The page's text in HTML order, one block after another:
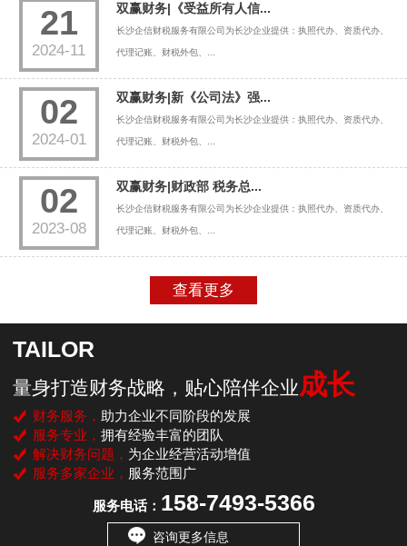
21
2024-11
双赢财务|《受益所有人信...
长沙企信财税服务有限公司为长沙企业提供：执照代办、资质代办、
代理记账、财税外包、...
02
2024-01
双赢财务|新《公司法》强...
长沙企信财税服务有限公司为长沙企业提供：执照代办、资质代办、
代理记账、财税外包、...
02
2023-08
双赢财务|财政部 税务总...
长沙企信财税服务有限公司为长沙企业提供：执照代办、资质代办、
代理记账、财税外包、...
查看更多
TAILOR
量身打造财务战略，贴心陪伴企业成长
财务服务， 助力企业不同阶段的发展
服务专业，拥有经验丰富的团队
解决财务问题， 为企业经营活动增值
服务多家企业， 服务范围广
服务电话： 158-7493-5366
咨询更多信息